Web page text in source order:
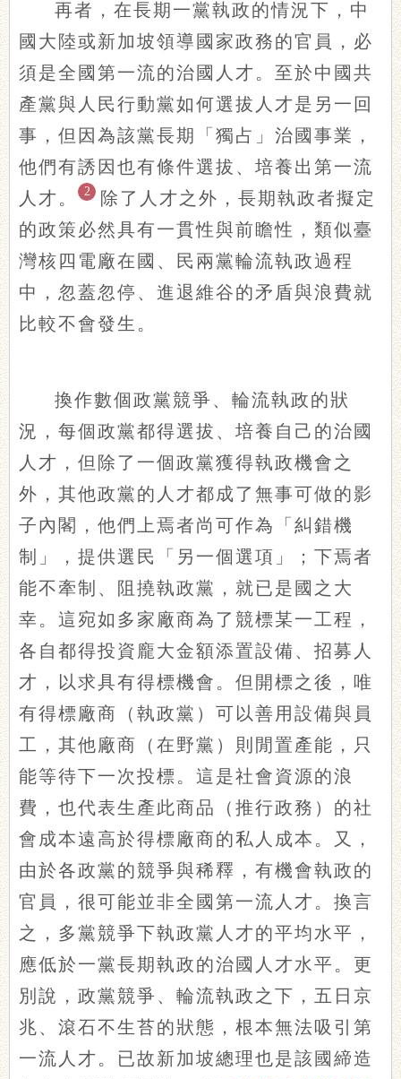
再者，在長期一黨執政的情況下，中
國大陸或新加坡領導國家政務的官員，必
須是全國第一流的治國人才。至於中國共
產黨與人民行動黨如何選拔人才是另一回
事，但因為該黨長期「獨占」治國事業，
他們有誘因也有條件選拔、培養出第一流
人才。
2
除了人才之外，長期執政者擬定
的政策必然具有一貫性與前瞻性，類似臺
灣核四電廠在國、民兩黨輪流執政過程
中，忽蓋忽停、進退維谷的矛盾與浪費就
比較不會發生。
換作數個政黨競爭、輪流執政的狀
況，每個政黨都得選拔、培養自己的治國
人才，但除了一個政黨獲得執政機會之
外，其他政黨的人才都成了無事可做的影
子內閣，他們上焉者尚可作為「糾錯機
制」，提供選民「另一個選項」；下焉者
能不牽制、阻撓執政黨，就已是國之大
幸。這宛如多家廠商為了競標某一工程，
各自都得投資龐大金額添置設備、招募人
才，以求具有得標機會。但開標之後，唯
有得標廠商（執政黨）可以善用設備與員
工，其他廠商（在野黨）則閒置產能，只
能等待下一次投標。這是社會資源的浪
費，也代表生產此商品（推行政務）的社
會成本遠高於得標廠商的私人成本。又，
由於各政黨的競爭與稀釋，有機會執政的
官員，很可能並非全國第一流人才。換言
之，多黨競爭下執政黨人才的平均水平，
應低於一黨長期執政的治國人才水平。更
別說，政黨競爭、輪流執政之下，五日京
兆、滾石不生苔的狀態，根本無法吸引第
一流人才。已故新加坡總理也是該國締造